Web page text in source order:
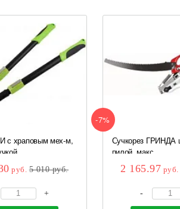
с храповым мех-м,
руб. 5 010руб.
+
-7%
Сучкорез ГРИНДА
пилой, макс....
2 165.97 руб.
-